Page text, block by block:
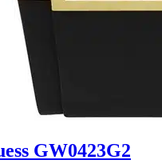
GW0423G2